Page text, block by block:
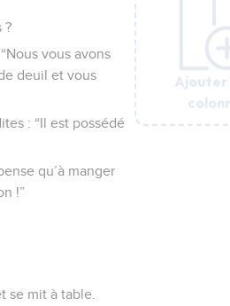
Ajouter
?
vous avons
deuil et vous
: “Il est possédé
qu’à manger
!”
se mit à table.
Ajouter
Ajouter
Ajouter
Ajouter